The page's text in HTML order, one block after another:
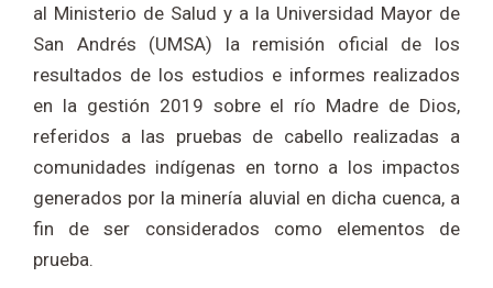
al Ministerio de Salud y a la Universidad Mayor de
San Andrés (UMSA) la remisión oficial de los
resultados de los estudios e informes realizados
en la gestión 2019 sobre el río Madre de Dios,
referidos a las pruebas de cabello realizadas a
comunidades indígenas en torno a los impactos
generados por la minería aluvial en dicha cuenca, a
fin de ser considerados como elementos de
prueba.